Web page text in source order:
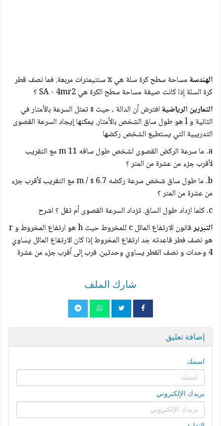
الهندسة
مساحة سطح كرة سلة هي x سنتيمترات مربعة. فما نصف قطر
كرة السلة إذا كانت صيغة مساحة سطح الكرة هي SA - 4mr2 ؟
التمارين الرياضية
افترض أن الدالة ، حيث s تمثل السرعة بالأمتار في
الثانية و l هو طول ساق الشخص بالأمتار. يمكنها إيجاد السرعة القصوى
التدريبية التي يستطيع الشخص ركضها
a. ما سرعة الركض القصوى لشخص طول ساقه 11 m مع التقريب
لأقرب جزء من عشرة من المتر ؟
b. ما طول ساق شخص سرعة ركضه m / s 6.7 مع التقريب لأقرب جزء
من عشرة من المتر ؟
c. كلما ازداد طول الساق. تزداد السرعة القصوى أم تقل ؟ اشرح
التبرير
قانون الارتفاع المائل c للمخروط حيث h هو ارتفاع المخروط و r
هو نصف فطر قاعدته جد ارتفاع المخروط إذا كان الارتفاع المائل يساوي
4 وحدات و نصف القطر يساوي وحدتين. قرب إلى أقرب جزء من عشرة
شارك الملف
إضافة تعليق
اسمك
بريدك الإلكتروني